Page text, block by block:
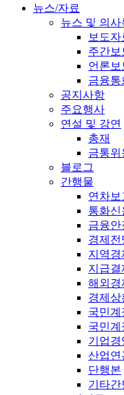
뉴스/자료
뉴스 및 의사
보도자
주간보
언론보
금융
공지사항
주요행사
연설 및 강연
총재
금통위
블로그
간행물
연차보
통화신
금융안
경제전
지역경
지급결
해외경
경제상
국민계
국민계
기업경
산업연
단행본
기타간